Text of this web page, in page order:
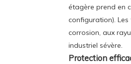
étagère prend en
configuration).
corrosion, aux
industriel sévère.
Protection